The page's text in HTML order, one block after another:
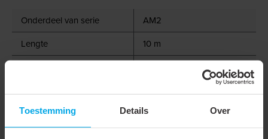
Toestemming Details Over
Onderdeel van serie
AM2
Lengte
10 m
Buigradius
180 mm